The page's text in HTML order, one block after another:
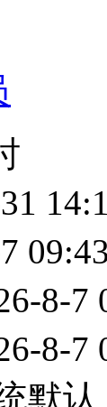
8-7
8-7
默认